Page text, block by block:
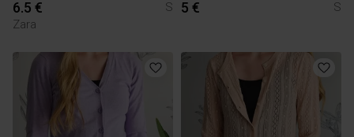
6.5 €
S
Zara
5 € S